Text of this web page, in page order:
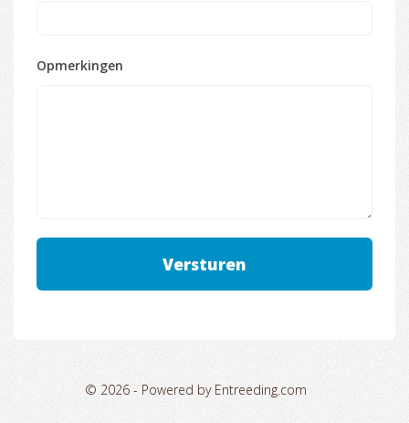
Opmerkingen
© 2026 - Powered by Entreeding.com